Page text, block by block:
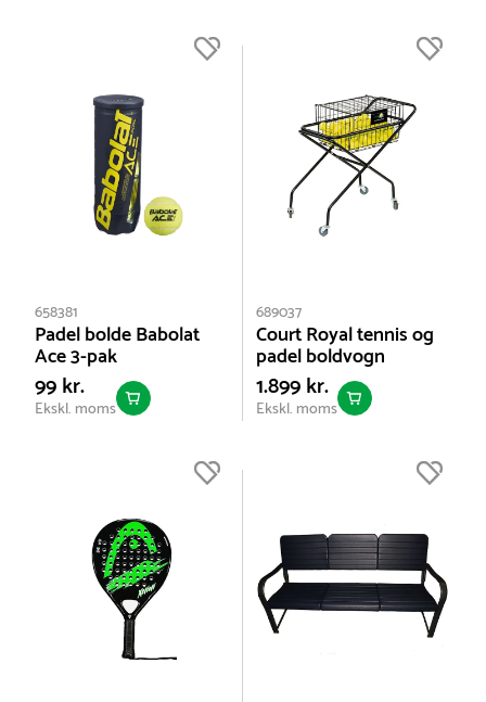
658381
Padel bolde Babolat
Ace 3-pak
99 kr.
Ekskl. moms
689037
Court Royal tennis og
padel boldvogn
1.899 kr.
Ekskl. moms